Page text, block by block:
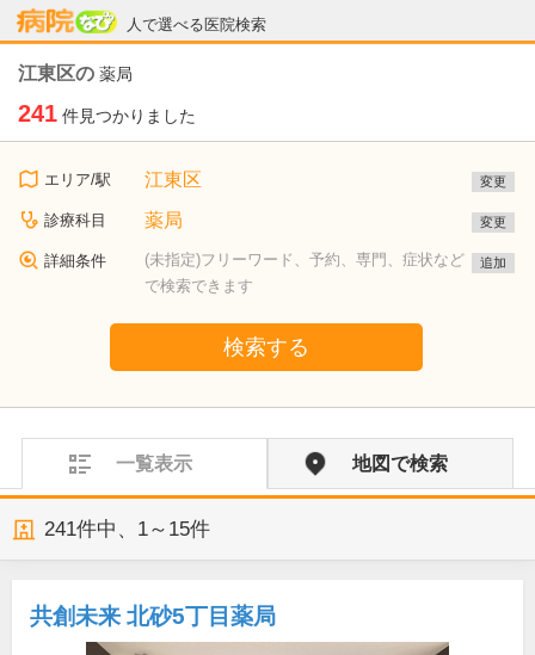
人で選べる医院検索
病院なび
江東区の 薬局
241 件見つかりました
エリア/駅 江東区 変更
診療科目 薬局 変更
詳細条件
(未指定)フリーワード、予約、専門、症状など
で検索できます
追加
検索する
一覧表示 地図で検索
241件中、 1～15件
共創未来 北砂5丁目薬局